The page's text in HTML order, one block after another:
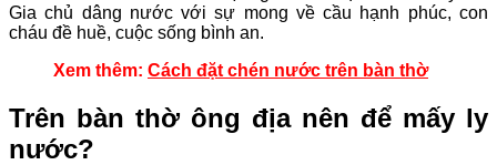
Gia chủ dâng nước với sự mong về cầu hạnh phúc, con
cháu đề huề, cuộc sống bình an.
Xem thêm: Cách đặt chén nước trên bàn thờ
Trên bàn thờ ông địa nên để mấy ly
nước?